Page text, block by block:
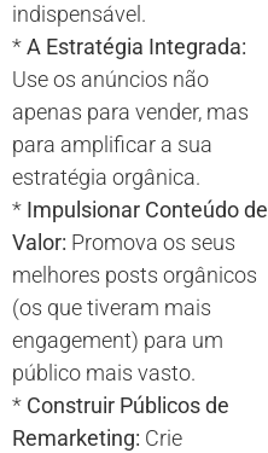
indispensável.
*A Estratégia Integrada:
Use os anúncios não
apenas para vender, mas
para amplificar a sua
estratégia orgânica.
* Impulsionar Conteúdo de
Valor: Promova os seus
melhores posts orgânicos
(os que tiveram mais
engagement) para um
público mais vasto.
* Construir Públicos de
Remarketing: Crie